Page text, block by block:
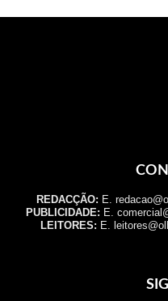
REDACÇÃO: E.
PUBLICIDADE: E.
LEITORES: E.